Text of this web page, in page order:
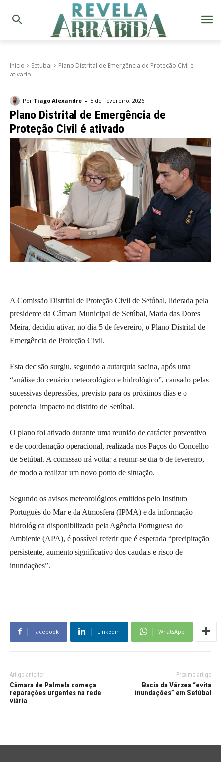
Início Setúbal
Plano Distrital de Emergência de Proteção Civil é
ativado
Por Tiago Alexandre - 5 de Fevereiro, 2026
Plano Distrital de Emergência de
Proteção Civil é ativado
A Comissão Distrital de Proteção Civil de Setúbal, liderada pela
presidente da Câmara Municipal de Setúbal, Maria das Dores
Meira, decidiu ativar, no dia 5 de fevereiro, o Plano Distrital de
Emergência de Proteção Civil.
Esta decisão surgiu, segundo a autarquia sadina, após uma
“análise do cenário meteorológico e hidrológico”, causado pelas
sucessivas depressões, previsto para os próximos dias e o
potencial impacto no distrito de Setúbal.
O plano foi ativado durante uma reunião de carácter preventivo
e de coordenação operacional, realizada nos Paços do Concelho
de Setúbal. A comissão irá voltar a reunir-se dia 6 de fevereiro,
de modo a realizar um novo ponto de situação.
Segundo os avisos meteorológicos emitidos pelo Instituto
Português do Mar e da Atmosfera (IPMA) e da informação
hidrológica disponibilizada pela Agência Portuguesa do
Ambiente (APA), é possível referir que é esperada “precipitação
persistente, aumento significativo dos caudais e risco de
inundações”.
Facebook Linkedin WhatsApp
Artigo anterior
Câmara de Palmela começa
reparações urgentes na rede
viária
Próximo artigo
Bacia da Várzea “evita
inundações” em Setúbal